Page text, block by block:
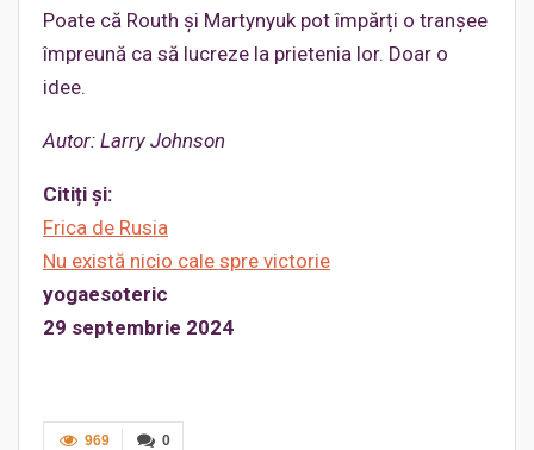
Poate că Routh și Martynyuk pot împărți o tranșee
împreună ca să lucreze la prietenia lor. Doar o
idee.
Autor: Larry Johnson
Citiți și:
Frica de Rusia
Nu există nicio cale spre victorie
yogaesoteric
29 septembrie 2024
0
969